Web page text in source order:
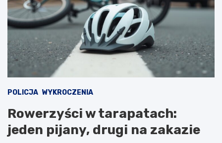
POLICJA WYKROCZENIA
Rowerzyści w tarapatach:
jeden pijany, drugi na zakazie